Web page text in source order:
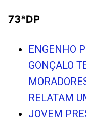
73ªDP
ENGENHO
GONÇALO
RELATAM
JOVEM